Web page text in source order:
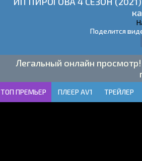
Поделится
Легальный онлайн
ТОП ПРЕМЬЕР ПЛЕЕР AV1 ТРЕЙЛЕР